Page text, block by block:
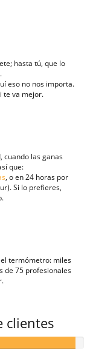
hasta tú, que lo
eso no nos importa.
te va mejor.
cuando las ganas
que:
, o en 24 horas por
Si lo prefieres,
termómetro: miles
de 75 profesionales
clientes